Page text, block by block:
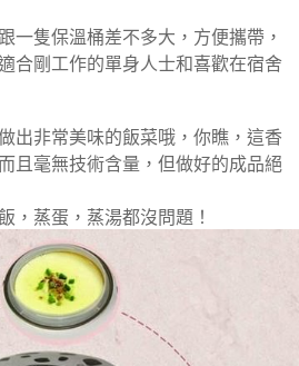
一隻保溫桶差不多大，方便攜帶，
合剛工作的單身人士和喜歡在宿舍
出非常美味的飯菜哦，你瞧，這香
且毫無技術含量，但做好的成品絕
，蒸蛋，蒸湯都沒問題！